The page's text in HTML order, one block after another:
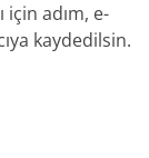
adım, e-
kaydedilsin.